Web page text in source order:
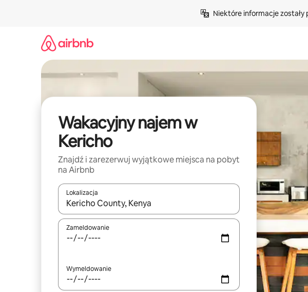
Niektóre informacje
Wakacyjny najem w
Kericho
Znajdź i zarezerwuj wyjątkowe miejsca na pobyt
na Airbnb
Lokalizacja
Gdy wyniki będą dostępne, możesz poruszać się po nich za pomocą
Zameldowanie
Wymeldowanie